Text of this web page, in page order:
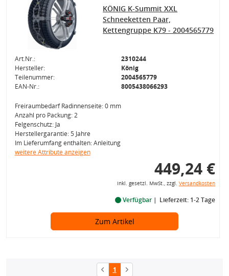
KÖNIG K-Summit XXL
Schneeketten Paar,
Kettengruppe K79 - 2004565779
Art.Nr.:
2310244
Hersteller:
König
Teilenummer:
2004565779
EAN-Nr.:
8005438066293
Freiraumbedarf Radinnenseite: 0 mm
Anzahl pro Packung: 2
Felgenschutz: Ja
Herstellergarantie: 5 Jahre
Im Lieferumfang enthalten: Anleitung
weitere Attribute anzeigen
449,24 €
inkl. gesetzl. MwSt., zzgl. Versandkosten
Verfügbar Lieferzeit: 1-2 Tage
Zum Artikel
1